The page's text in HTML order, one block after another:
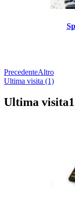
PrecedenteAltro
Ultima visita (1)
Ultima visita1